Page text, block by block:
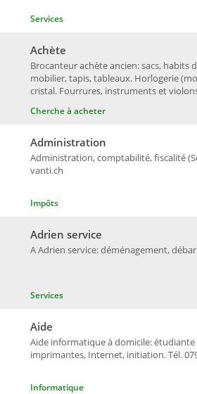
Services
Cherche à acheter
Brocanteur achète ancien: sacs, habits
mobilier, tapis, tableaux. Horlogerie
cristal. Fourrures, instruments et
Achète
Impôts
Administration, comptabilité, fiscalité
vanti.ch
Administration
Services
A Adrien service: déménagement,
Adrien service
Informatique
Aide informatique à domicile:
imprimantes, Internet, initiation. Tél.
Aide